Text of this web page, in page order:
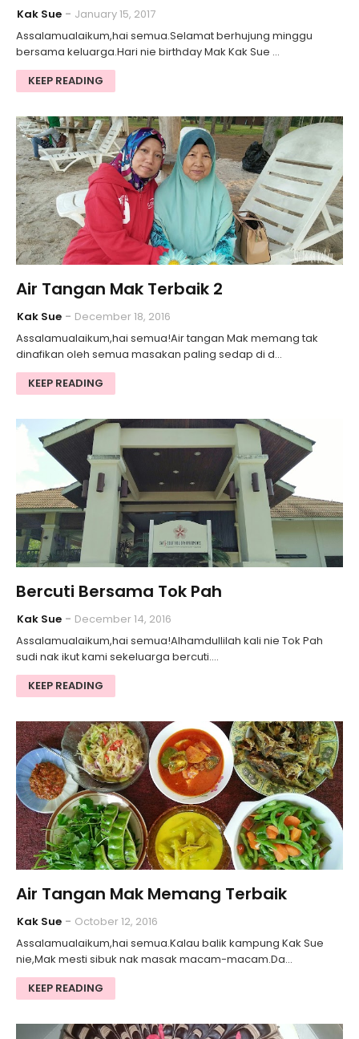
Kak Sue
January 15, 2017
Assalamualaikum,hai semua.Selamat berhujung minggu
bersama keluarga.Hari nie birthday Mak Kak Sue …
KEEP READING
Air Tangan Mak Terbaik 2
Kak Sue
December 18, 2016
Assalamualaikum,hai semua!Air tangan Mak memang tak
dinafikan oleh semua masakan paling sedap di d…
KEEP READING
Bercuti Bersama Tok Pah
Kak Sue
December 14, 2016
Assalamualaikum,hai semua!Alhamdullilah kali nie Tok Pah
sudi nak ikut kami sekeluarga bercuti.…
KEEP READING
Air Tangan Mak Memang Terbaik
Kak Sue
October 12, 2016
Assalamualaikum,hai semua.Kalau balik kampung Kak Sue
nie,Mak mesti sibuk nak masak macam-macam.Da…
KEEP READING